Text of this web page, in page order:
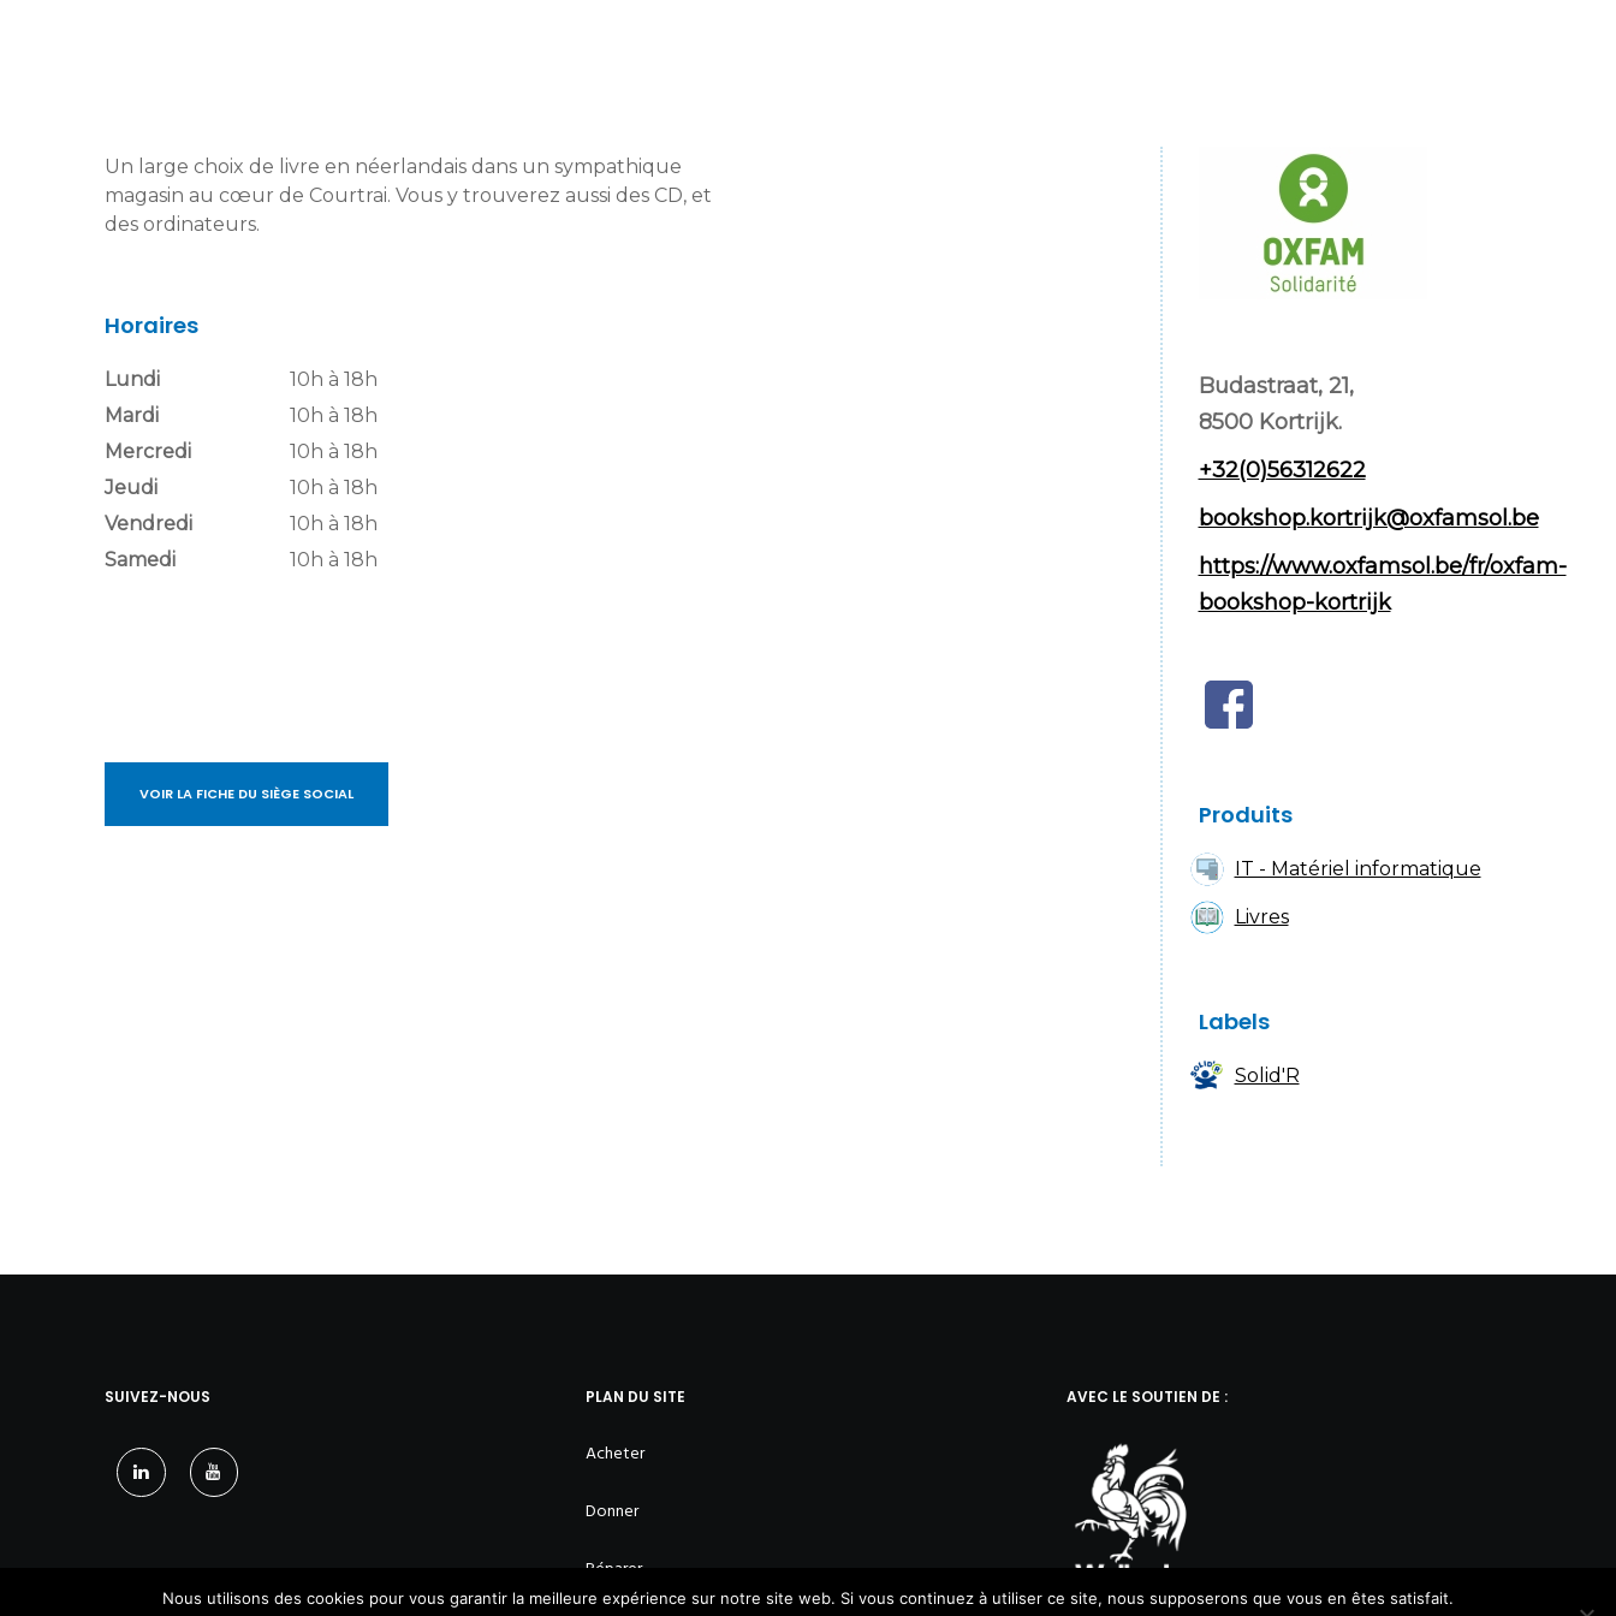
Un large choix de livre en néerlandais dans un sympathique
magasin au cœur de Courtrai. Vous y trouverez aussi des CD, et
des ordinateurs.
Horaires
Lundi
10h à 18h
Mardi
10h à 18h
Mercredi
10h à 18h
Jeudi
10h à 18h
Vendredi
10h à 18h
Samedi
10h à 18h
VOIR LA FICHE DU SIÈGE SOCIAL
Budastraat, 21,
8500 Kortrijk.
+32(0)56312622
bookshop.kortrijk@oxfamsol.be
https://www.oxfamsol.be/fr/oxfam-
bookshop-kortrijk
Produits
IT - Matériel informatique
Livres
Labels
Solid'R
SUIVEZ-NOUS PLAN DU SITE
Acheter
Donner
Réparer
AVEC LE SOUTIEN DE :
Nous utilisons des cookies pour vous garantir la meilleure expérience sur notre site web. Si vous continuez à utiliser ce site, nous supposerons que vous en êtes satisfait.